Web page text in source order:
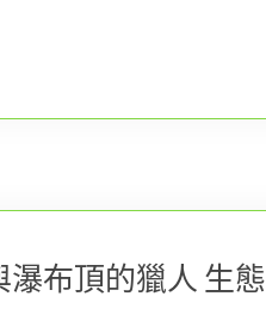
布頂的獵人 生